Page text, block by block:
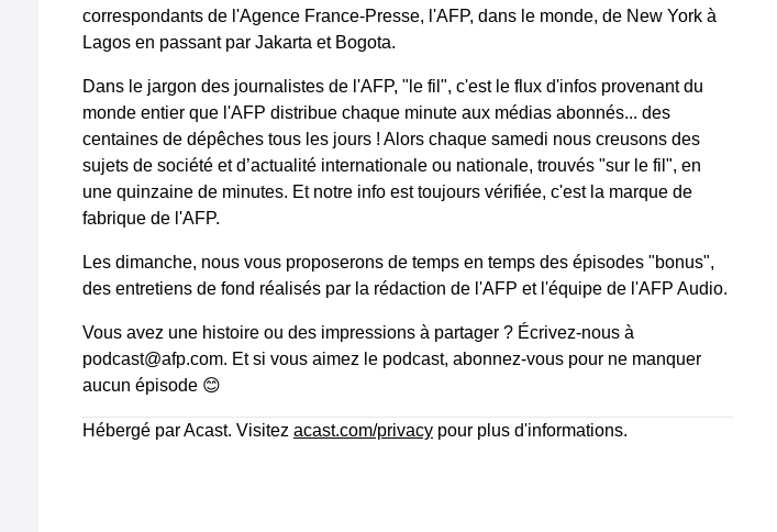
correspondants de l'Agence France-Presse, l'AFP, dans le monde, de New York à
Lagos en passant par Jakarta et Bogota.
Dans le jargon des journalistes de l'AFP, "le fil", c'est le flux d'infos provenant du
monde entier que l'AFP distribue chaque minute aux médias abonnés... des
centaines de dépêches tous les jours ! Alors chaque samedi nous creusons des
sujets de société et d’actualité internationale ou nationale, trouvés "sur le fil", en
une quinzaine de minutes. Et notre info est toujours vérifiée, c'est la marque de
fabrique de l'AFP.
Les dimanche, nous vous proposerons de temps en temps des épisodes "bonus",
des entretiens de fond réalisés par la rédaction de l'AFP et l'équipe de l'AFP Audio.
Vous avez une histoire ou des impressions à partager ? Écrivez-nous à
podcast@afp.com. Et si vous aimez le podcast, abonnez-vous pour ne manquer
aucun épisode 😊
Hébergé par Acast. Visitez acast.com/privacy pour plus d'informations.